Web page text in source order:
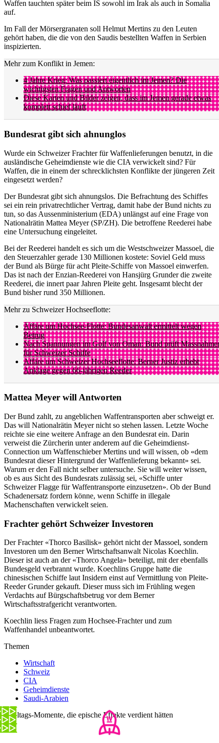
Waffen tauchten später beim IS sowohl im Irak als auch in Somalia
auf.
Im Fall der Mörsergranaten soll Helmut Mertins zu den Leuten
gehört haben, die die von den Saudis bestellten Waffen in Serbien
inspizierten.
Mehr zum Konflikt in Jemen:
4 Jahre Krieg: Was passiert eigentlich im Jemen? Die
wichtigsten Fragen und Antworten
Diese Karten und Bilder zeigen, dass im Jemen gerade etwas
komplett schief läuft
Bundesrat gibt sich ahnunglos
Wurde ein Schweizer Frachter für Waffenlieferungen benutzt, in die
ausländische Geheimdienste wie die CIA verwickelt sind? Für
Waffen, die in einem der schrecklichsten Konflikte der jüngeren Zeit
eingesetzt werden?
Der Bundesrat gibt sich ahnungslos. Die Befrachtung des Schiffes
sei ein rein privatrechtlicher Vertrag, damit habe der Bund nichts zu
tun, so das Aussenministerium (EDA) unlängst auf eine Frage von
Nationalrätin Mattea Meyer (SP/ZH). Die betroffene Reederei habe
eine Untersuchung eingeleitet.
Bei der Reederei handelt es sich um die Westschweizer Massoel, die
den Steuerzahler gerade 130 Millionen kostete: Soviel Geld muss
der Bund als Bürge für acht Pleite-Schiffe von Massoel einwerfen.
Das ist nach der Enzian-Reederei von Hansjürg Grunder die zweite
Reederei, die innert paar Jahren Pleite geht. Insgesamt blecht der
Bund bisher rund 350 Millionen.
Mehr zu Schweizer Hochseeflotte:
Äffäre um Hochsee-Flotte: Bundesanwalt ermittelt wegen
Betrug
Nach Spannungen im Golf von Oman: Bund prüft
für Schweizer Schiffe
Affäre um Schweizer Hochseeflotte: Berner Justiz erhebt
Anklage gegen 66-jährigen Reeder
Mattea Meyer will Antworten
Der Bund zahlt, zu angeblichen Waffentransporten aber schweigt er.
Das will Nationalrätin Meyer nicht so stehen lassen. Letzte Woche
reichte sie eine weitere Anfrage an den Bundesrat ein. Darin
verweist die Zürcherin unter anderem auf die Geheimdienst-
Connection um Waffenschieber Mertins und will wissen, ob «dem
Bundesrat dieser Hintergrund der Waffenlieferung bekannt» sei.
Warum er den Fall nicht selber untersuche. Sie will weiter wissen,
ob es aus Sicht des Bundesrats zulässig sei, «Schiffe unter
Schweizer Flagge für Waffentransporte einzusetzen». Ob der Bund
Schadenersatz fordern könne, wenn Schiffe in illegale
Machenschaften verwickelt seien.
Frachter gehört Schweizer Investoren
Der Frachter «Thorco Basilisk» gehört nicht der Massoel, sondern
Investoren um den Berner Wirtschaftsanwalt Nicolas Koechlin.
Dieser ist auch an der «Thorco Angela» beteiligt, mit der ebenfalls
Bundesgeld verbrannt wurde. Koechlins Gruppe hatte die
chinesischen Schiffe laut Insidern einst auf Vermittlung von Pleite-
Reeder Grunder gekauft. Dieser muss sich im Frühling wegen
Verdachts auf Bürgschaftsbetrug vor dem Berner
Wirtschaftsstrafgericht verantworten.
Koechlin liess Fragen zum Hochsee-Frachter und zum
Waffenhandel unbeantwortet.
Themen
Wirtschaft
Schweiz
CIA
Geheimdienste
Saudi-Arabien
7 Alltags-Momente, die epische Effekte verdient hätten